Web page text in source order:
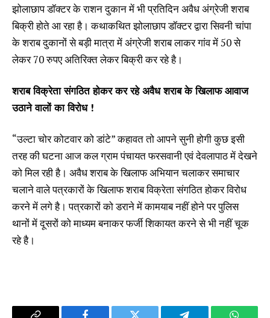
झोलाछाप डॉक्टर के राशन दुकान में भी प्रतिदिन अवैध अंग्रेजी शराब
बिक्री होते आ रहा है। कथाकथित झोलाछाप डॉक्टर द्वारा सिवनी चांपा
के शराब दुकानों से बड़ी मात्रा में अंग्रेजी शराब लाकर गांव में 50 से
लेकर 70 रुपए अतिरिक्त लेकर बिक्री कर रहे है।
शराब विक्रेता संगठित होकर कर रहे अवैध शराब के खिलाफ आवाज
उठाने वालों का विरोध !
“उल्टा चोर कोटवार को डांटे” कहावत तो आपने सुनी होगी कुछ इसी
तरह की घटना आज कल ग्राम पंचायत फरसवानी एवं देवलापाठ में देखने
को मिल रही है। अवैध शराब के खिलाफ अभियान चलाकर समाचार
चलाने वाले पत्रकारों के खिलाफ शराब विक्रेता संगठित होकर विरोध
करने में लगे है। पत्रकारों को डराने में कामयाब नहीं होने पर पुलिस
थानों में दूसरों को माध्यम बनाकर फर्जी शिकायत करने से भी नहीं चूक
रहे है।